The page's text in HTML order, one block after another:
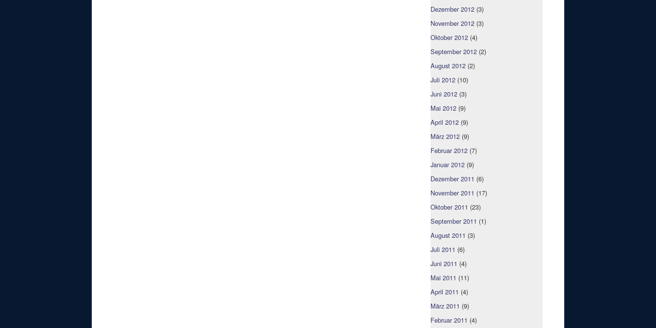
Dezember 2012 (3)
November 2012 (3)
Oktober 2012 (4)
September 2012 (2)
August 2012 (2)
Juli 2012 (10)
Juni 2012 (3)
Mai 2012 (9)
April 2012 (9)
März 2012 (9)
Februar 2012 (7)
Januar 2012 (9)
Dezember 2011 (6)
November 2011 (17)
Oktober 2011 (23)
September 2011 (1)
August 2011 (3)
Juli 2011 (6)
Juni 2011 (4)
Mai 2011 (11)
April 2011 (4)
März 2011 (9)
Februar 2011 (4)